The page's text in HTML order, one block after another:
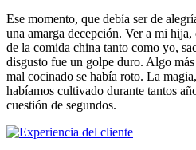
Ese momento, que debía ser de
una amarga decepción. Ver a mi
de la comida china tanto como yo,
disgusto fue un golpe duro. Algo
mal cocinado se había roto. La
habíamos cultivado durante tantos
cuestión de segundos.